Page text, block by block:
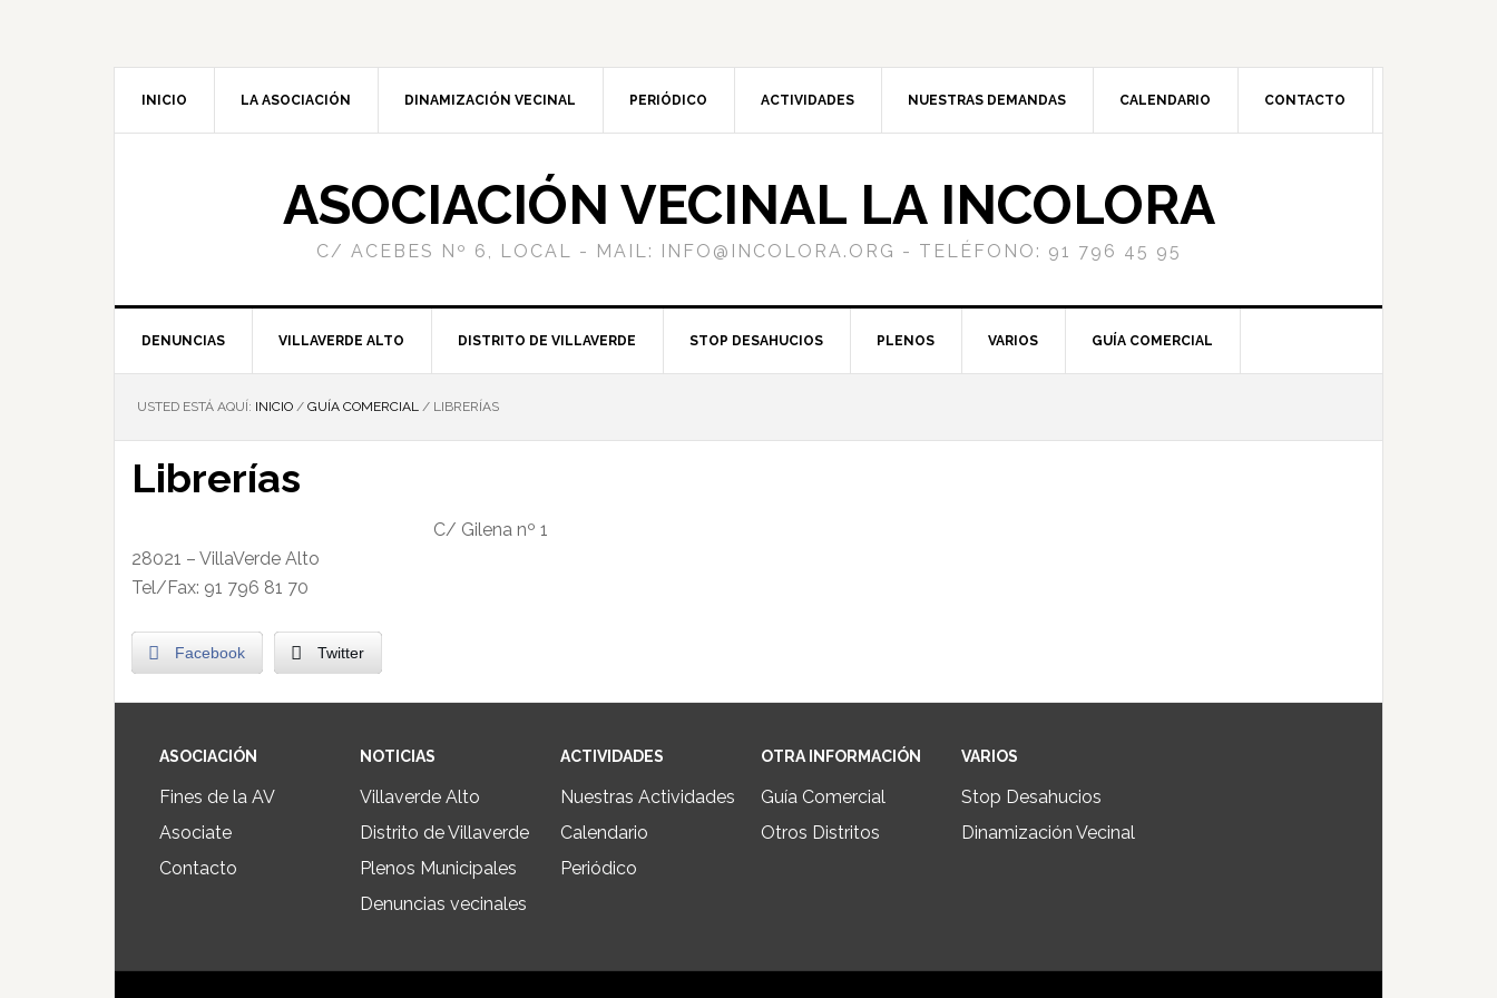
INICIO LA ASOCIACIÓN DINAMIZACIÓN VECINAL PERIÓDICO ACTIVIDADES NUESTRAS DEMANDAS CALENDARIO CONTACTO
ASOCIACIÓN VECINAL LA INCOLORA
C/ ACEBES Nº 6, LOCAL - MAIL: INFO@INCOLORA.ORG - TELÉFONO: 91 796 45 95
DENUNCIAS VILLAVERDE ALTO DISTRITO DE VILLAVERDE STOP DESAHUCIOS PLENOS VARIOS GUÍA COMERCIAL
USTED ESTÁ AQUÍ: INICIO / GUÍA COMERCIAL / LIBRERÍAS
Librerías
C/ Gilena nº 1
28021 – VillaVerde Alto
Tel/Fax: 91 796 81 70
Facebook Twitter
ASOCIACIÓN
Fines de la AV
Asociate
Contacto
NOTICIAS
Villaverde Alto
Distrito de Villaverde
Plenos Municipales
Denuncias vecinales
ACTIVIDADES
Nuestras Actividades
Calendario
Periódico
OTRA INFORMACIÓN
Guía Comercial
Otros Distritos
VARIOS
Stop Desahucios
Dinamización Vecinal